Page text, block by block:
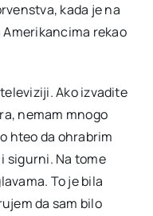
kada je na
rekao
Ako izvadite
nemam mnogo
hteo da ohrabrim
sigurni. Na tome
To je bila
da sam bilo